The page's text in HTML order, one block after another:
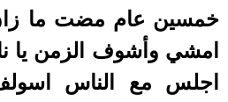
خمسين عام مضت ما
امشي وأشوف الزمن يا
اجلس مع الناس